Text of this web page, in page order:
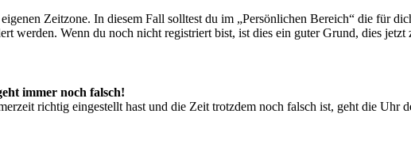
Zeitzone. In diesem Fall solltest du im „Persönlichen Bereich“ die für
werden. Wenn du noch nicht registriert bist, ist dies ein guter Grund, dies jetzt
immer noch falsch!
richtig eingestellt hast und die Zeit trotzdem noch falsch ist, geht die